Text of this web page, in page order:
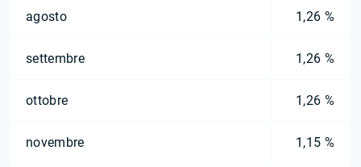
agosto 1,26 %
settembre 1,26 %
ottobre 1,26 %
novembre 1,15 %